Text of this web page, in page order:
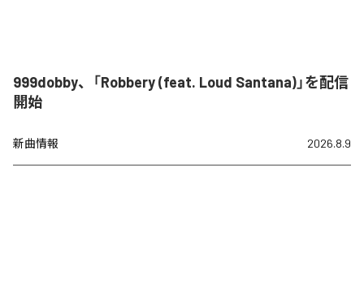
999dobby、「Robbery (feat. Loud Santana)」を配信
開始
新曲情報 2026.8.9